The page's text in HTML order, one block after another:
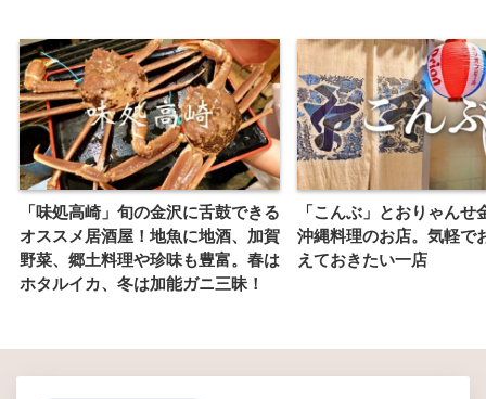
「味処高崎」旬の金沢に舌鼓できる
オススメ居酒屋！地魚に地酒、加賀
野菜、郷土料理や珍味も豊富。春は
ホタルイカ、冬は加能ガニ三昧！
「こんぶ」とおりゃんせ
沖縄料理のお店。気軽で
えておきたい一店